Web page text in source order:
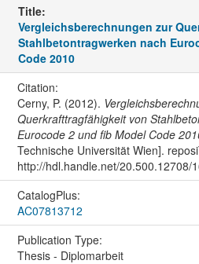
Title:
Vergleichsberechnungen zur
Stahlbetontragwerken nach
Code 2010
Citation:
Cerny, P. (2012).
Querkrafttragfähigkeit von
Eurocode 2 und fib Model Code
Technische Universität Wien].
http://hdl.handle.net/20.500.12708/
CatalogPlus:
AC07813712
Publication Type:
Thesis - Diplomarbeit